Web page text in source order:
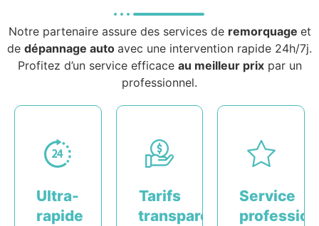
Notre partenaire assure des services de remorquage et
de dépannage auto avec une intervention rapide 24h/7j.
Profitez d’un service efficace au meilleur prixpar un
professionnel.
Ultra-
rapide
Tarifs
transparents
Service